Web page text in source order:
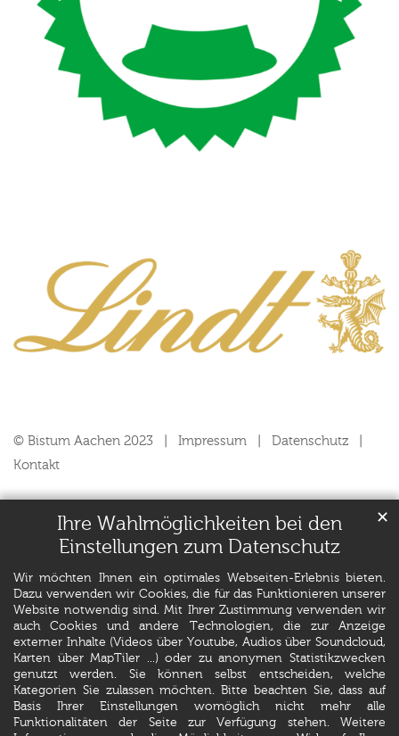
Ihre Wahlmöglichkeiten bei den
Einstellungen zum Datenschutz
Wir möchten Ihnen ein optimales Webseiten-Erlebnis bieten.
Dazu verwenden wir Cookies, die für das Funktionieren unserer
Website notwendig sind. Mit Ihrer Zustimmung verwenden wir
auch Cookies und andere Technologien, die zur Anzeige
externer Inhalte (Videos über Youtube, Audios über Soundcloud,
Karten über MapTiler ...) oder zu anonymen Statistikzwecken
genutzt werden. Sie können selbst entscheiden, welche
Kategorien Sie zulassen möchten. Bitte beachten Sie, dass auf
Basis Ihrer Einstellungen womöglich nicht mehr alle
Funktionalitäten der Seite zur Verfügung stehen. Weitere
✕
© Bistum Aachen 2023 Impressum
Datenschutz
Kontakt